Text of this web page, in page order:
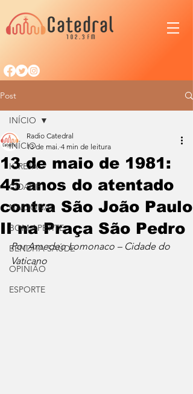
Post
INÍCIO
IGREJA
CIDADE
NACIONAL
BOM APETITE
BENDITA SAÚDE
OPINIÃO
ESPORTE
INÍCIO
13 de maio de 1981:
45 anos do atentado
contra São João Paulo
II na Praça São Pedro
Radio Catedral
13 de mai. 4 min de leitura
Por Amedeo Lomonaco – Cidade do
Vaticano